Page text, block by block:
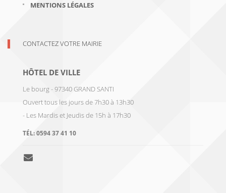
MENTIONS LÉGALES
CONTACTEZ VOTRE MAIRIE
HÔTEL DE VILLE
Le bourg - 97340 GRAND SANTI
Ouvert tous les jours de 7h30 à 13h30
- Les Mardis et Jeudis de 15h à 17h30
TÉL:0594 37 41 10